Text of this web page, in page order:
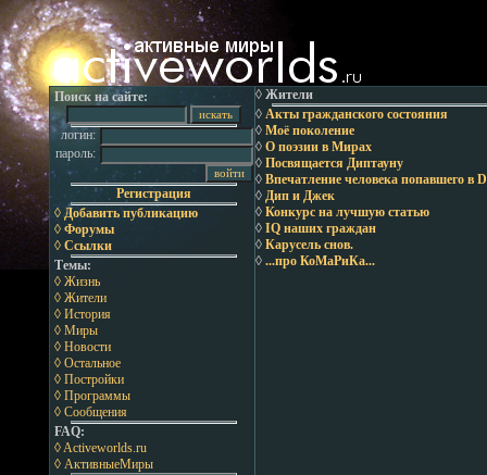
Поиск на сайте:
логин:
пароль:
Регистрация
◊ Добавить публикацию
◊ Форумы
◊ Ссылки
Темы:
◊ Жизнь
◊ Жители
◊ История
◊ Миры
◊ Новости
◊ Остальное
◊ Постройки
◊ Программы
◊ Сообщения
FAQ:
◊ Activeworlds.ru
◊ АктивныеМиры
◊ Жители
◊ Акты гражданского состояния
◊ Моё поколение
◊ О поэзии в Мирах
◊ Посвящается Диптауну
◊ Впечатление человека попавшего в
◊ Дип и Джек
◊ Конкурс на лучшую статью
◊ IQ наших граждан
◊ Карусель снов.
◊ ...про КоМаРиКа...